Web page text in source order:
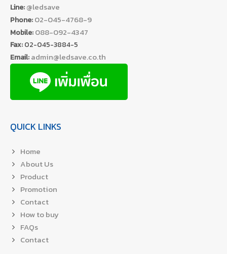
Line:@ledsave
Phone:02-045-4768-9
Mobile:088-092-4347
Fax:02-045-3884-5
Email:admin@ledsave.co.th
QUICK LINKS
Home
About Us
Product
Promotion
Contact
How to buy
FAQs
Contact